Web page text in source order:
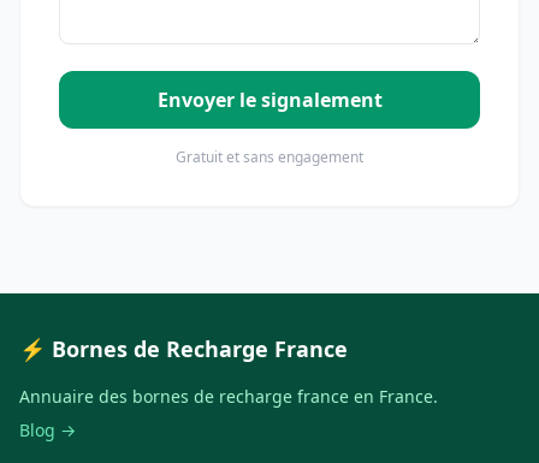
Envoyer le signalement
Gratuit et sans engagement
⚡ Bornes de Recharge France
Annuaire des bornes de recharge france en France.
Blog →